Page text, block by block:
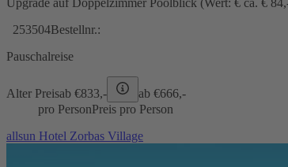
Upgrade auf Doppelzimmer Poolblick (Wert: € ca. €
253504Bestellnr.:
Pauschalreise
Alter Preisab €833,- ab €666,-
pro PersonPreis pro Person
allsun Hotel Zorbas Village